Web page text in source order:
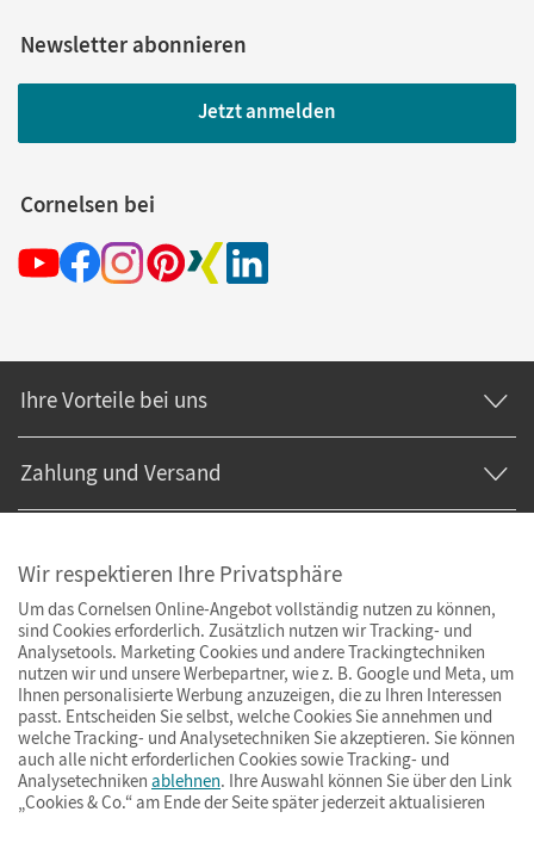
Newsletter abonnieren
Jetzt anmelden
Cornelsen bei
Ihre Vorteile bei uns
Zahlung und Versand
ImpressumAGBDatenschutzBarrierefreiheitCookies & Co.
Wir respektieren Ihre Privatsphäre
Um das Cornelsen Online-Angebot vollständig nutzen zu können,
sind Cookies erforderlich. Zusätzlich nutzen wir Tracking- und
Analysetools. Marketing Cookies und andere Trackingtechniken
nutzen wir und unsere Werbepartner, wie z. B. Google und Meta, um
Ihnen personalisierte Werbung anzuzeigen, die zu Ihren Interessen
passt. Entscheiden Sie selbst, welche Cookies Sie annehmen und
welche Tracking- und Analysetechniken Sie akzeptieren. Sie können
auch alle nicht erforderlichen Cookies sowie Tracking- und
Analysetechniken ablehnen. Ihre Auswahl können Sie über den Link
„Cookies & Co.“ am Ende der Seite später jederzeit aktualisieren